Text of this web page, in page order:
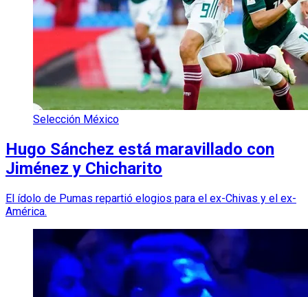
Selección México
Hugo Sánchez está maravillado con
Jiménez y Chicharito
El ídolo de Pumas repartió elogios para el ex-Chivas y el ex-
América.